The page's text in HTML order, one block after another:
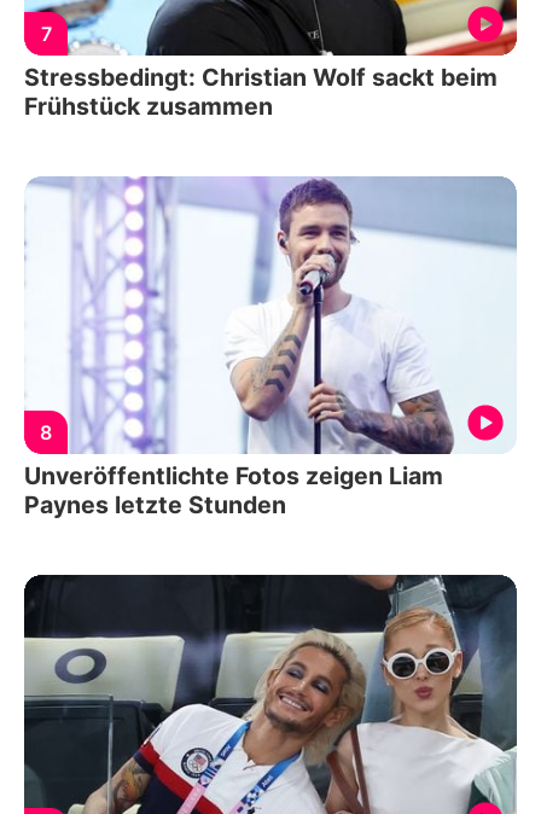
7
Stressbedingt: Christian Wolf sackt beim
Frühstück zusammen
8
Unveröffentlichte Fotos zeigen Liam
Paynes letzte Stunden